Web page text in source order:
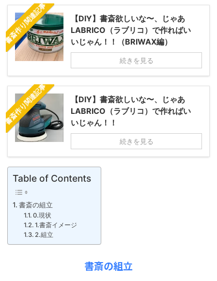
書斎作り関連記事
【DIY】書斎欲しいな〜、じゃあ
LABRICO（ラブリコ）で作ればい
いじゃん！！（BRIWAX編）
続きを見る
書斎作り関連記事
【DIY】書斎欲しいな〜、じゃあ
LABRICO（ラブリコ）で作ればい
いじゃん！！
続きを見る
Table of Contents
書斎の組立
0.現状
1.書斎イメージ
2.組立
書斎の組立